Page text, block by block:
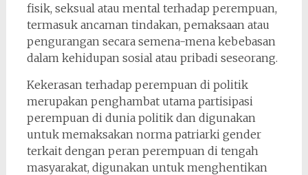
fisik, seksual atau mental terhadap perempuan,
termasuk ancaman tindakan, pemaksaan atau
pengurangan secara semena-mena kebebasan
dalam kehidupan sosial atau pribadi seseorang.
Kekerasan terhadap perempuan di politik
merupakan penghambat utama partisipasi
perempuan di dunia politik dan digunakan
untuk memaksakan norma patriarki gender
terkait dengan peran perempuan di tengah
masyarakat, digunakan untuk menghentikan